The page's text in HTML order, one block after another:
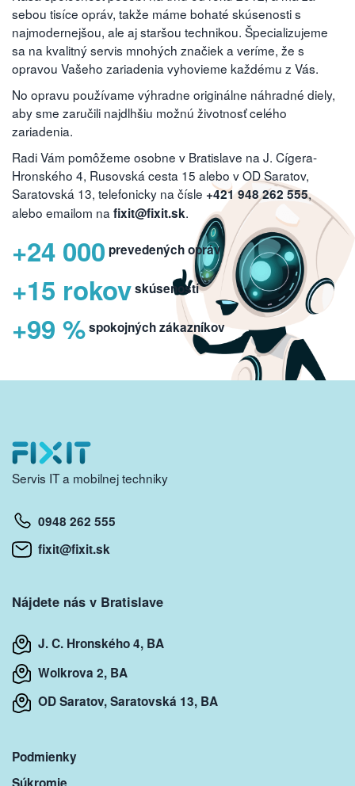
sebou tisíce opráv, takže máme bohaté skúsenosti s
najmodernejšou, ale aj staršou technikou. Špecializujeme
sa na kvalitný servis mnohých značiek a veríme, že s
opravou Vašeho zariadenia vyhovieme každému z Vás.
No opravu používame výhradne originálne náhradné diely,
aby sme zaručili najdlhšiu možnú životnosť celého
zariadenia.
Radi Vám pomôžeme osobne v Bratislave na J. Cígera-
Hronského 4, Rusovská cesta 15 alebo v OD Saratov,
Saratovská 13, telefonicky na čísle +421 948 262 555,
alebo emailom na fixit@fixit.sk.
+24 000 prevedených opráv
+15 rokovskúseností
+99 %spokojných zákazníkov
Servis IT a mobilnej techniky
0948 262 555
fixit@fixit.sk
Nájdete nás v Bratislave
J. C. Hronského 4, BA
Wolkrova 2, BA
OD Saratov, Saratovská 13, BA
Podmienky